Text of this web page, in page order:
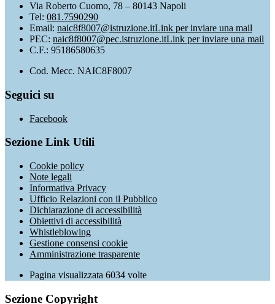
Via Roberto Cuomo, 78 – 80143 Napoli
Tel: 081.7590290
Email: naic8f8007@istruzione.itLink per inviare una mail
PEC: naic8f8007@pec.istruzione.itLink per inviare una mail
C.F.: 95186580635
Cod. Mecc. NAIC8F8007
Seguici su
Facebook
Sezione Link Utili
Cookie policy
Note legali
Informativa Privacy
Ufficio Relazioni con il Pubblico
Dichiarazione di accessibilità
Obiettivi di accessibilità
Whistleblowing
Gestione consensi cookie
Amministrazione trasparente
Pagina visualizzata 6034 volte
Sezione Copyright